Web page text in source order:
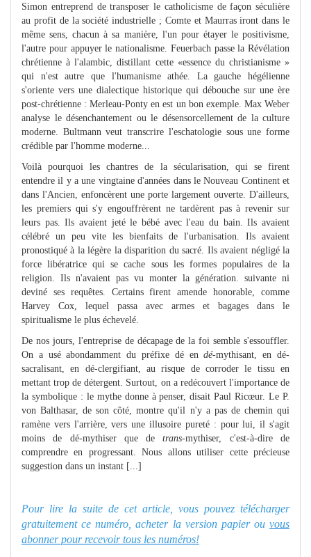
Simon entreprend de transposer le catholicisme de façon séculière
au profit de la société industrielle ; Comte et Maurras iront dans le
même sens, chacun à sa manière, l'un pour étayer le positivisme,
l'autre pour appuyer le nationalisme. Feuerbach passe la Révélation
chrétienne à l'alambic, distillant cette «essence du christianisme »
qui n'est autre que l'humanisme athée. La gauche hégélienne
s'oriente vers une dialectique historique qui débouche sur une ère
post-chrétienne : Merleau-Ponty en est un bon exemple. Max Weber
analyse le désenchantement ou le désensorcellement de la culture
moderne. Bultmann veut transcrire l'eschatologie sous une forme
crédible par l'homme moderne...
Voilà pourquoi les chantres de la sécularisation, qui se firent
entendre il y a une vingtaine d'années dans le Nouveau Continent et
dans l'Ancien, enfoncèrent une porte largement ouverte. D'ailleurs,
les premiers qui s'y engouffrèrent ne tardèrent pas à revenir sur
leurs pas. Ils avaient jeté le bébé avec l'eau du bain. Ils avaient
célébré un peu vite les bienfaits de l'urbanisation. Ils avaient
pronostiqué à la légère la disparition du sacré. Ils avaient négligé la
force libératrice qui se cache sous les formes populaires de la
religion. Ils n'avaient pas vu monter la génération. suivante ni
deviné ses requêtes. Certains firent amende honorable, comme
Harvey Cox, lequel passa avec armes et bagages dans le
spiritualisme le plus échevelé.
De nos jours, l'entreprise de décapage de la foi semble s'essouffler.
On a usé abondamment du préfixe dé endé-mythisant, en dé-
sacralisant, en dé-clergifiant, au risque de corroder le tissu en
mettant trop de détergent. Surtout, on a redécouvert l'importance de
la symbolique : le mythe donne à penser, disait Paul Ricœur. Le P.
von Balthasar, de son côté, montre qu'il n'y a pas de chemin qui
ramène vers l'arrière, vers une illusoire pureté : pour lui, il s'agit
moins de dé-mythiser que detrans-mythiser, c'est-à-dire de
comprendre en progressant. Nous allons utiliser cette précieuse
suggestion dans un instant [...]
Pour lire la suite de cet article, vous pouvez télécharger
gratuitement ce numéro, acheter la version papier ou vous
abonner pour recevoir tous les numéros!